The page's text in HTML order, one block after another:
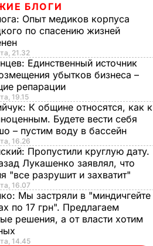
БЛОГИ
Опыт медиков корпуса
по спасению жизней
21.32
Единственный источник
убытков бизнеса –
репарации
19.15
К общине относятся, как к
Будете вести себя
– пустим воду в бассейн
16.26
Пропустили круглую дату.
Лукашенко заявлял, что
"все разрушит и захватит"
16.07
Мы застряли в "миндичгейте
по 17 грн". Предлагаем
решения, а от власти хотим
14.45